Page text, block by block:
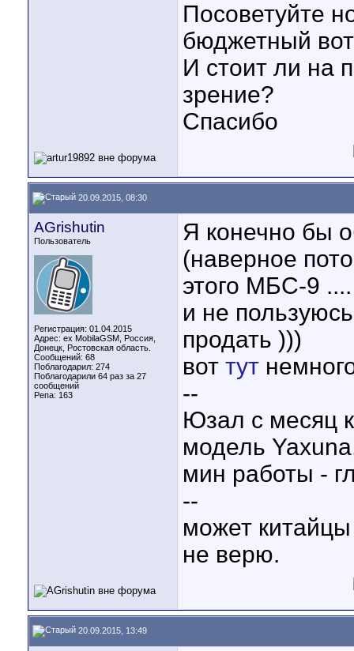
Посоветуйте
бюджетный
И стоит ли на
зрение?
Спасибо
20.09.2015, 08:30
AGrishutin
Пользователь
Регистрация: 01.04.2015
Адрес: ex MobilaGSM, Россия,
Донецк, Ростовская область.
Сообщений: 68
Поблагодарил: 274
Поблагодарили 64 раз за 27
сообщений
Репа: 163
Я конечно бы
(наверное
этого МБС-9
и не
продать )))
вот тут
--
Юзал с месяц
модель
мин работы -
--
может
не верю.
20.09.2015, 13:49